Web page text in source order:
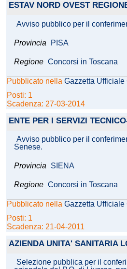
ESTAV NORD OVEST
Avviso pubblico per il
Provincia PISA
Regione Concorsi in Toscana
Pubblicato nella Gazzetta
Posti: 1
Scadenza: 27-03-2014
ENTE PER I SERVIZI
Avviso pubblico per il
Senese.
Provincia SIENA
Regione Concorsi in Toscana
Pubblicato nella Gazzetta Ufficiale
Posti: 1
Scadenza: 21-04-2011
AZIENDA UNITA' SANITARIA
Selezione pubblica per il